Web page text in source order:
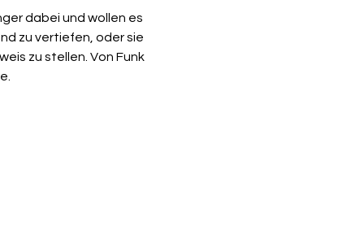
dabei und wollen es
zu vertiefen, oder sie
zu stellen. Von Funk